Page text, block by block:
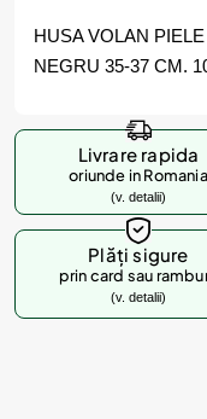
HUSA VOLAN
NEGRU 35-37 CM.
Livrare rapida
oriunde in Romania
(v. detalii)
Plăți sigure
prin card sau
(v. detalii)